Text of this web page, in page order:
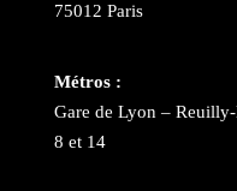
75012 Paris
Métros :
Gare de Lyon –
8 et 14